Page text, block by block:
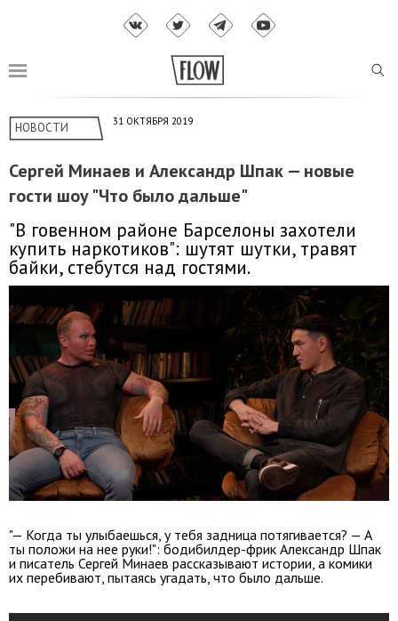
НОВОСТИ 31 ОКТЯБРЯ 2019
Сергей Минаев и Александр Шпак — новые
гости шоу "Что было дальше"
"В говенном районе Барселоны захотели
купить наркотиков": шутят шутки, травят
байки, стебутся над гостями.
"— Когда ты улыбаешься, у тебя задница потягивается? — А
ты положи на нее руки!": бодибилдер-фрик Александр Шпак
и писатель Сергей Минаев рассказывают истории, а комики
их перебивают, пытаясь угадать, что было дальше.